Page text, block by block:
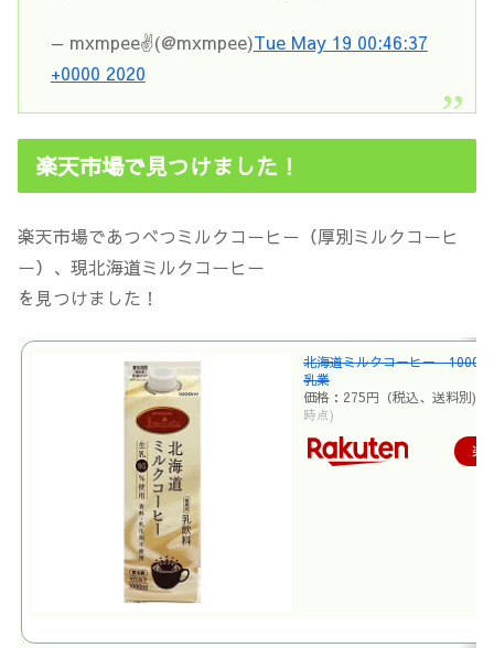
— mxmpee✌(@mxmpee)Tue May 19 00:46:37
+0000 2020
楽天市場で見つけました！
楽天市場であつべつミルクコーヒー（厚別ミルクコーヒ
ー）、現北海道ミルクコーヒー
を見つけました！
北海道ミルクコーヒー
乳業
価格：275円（税込、送料別)
時点)
楽